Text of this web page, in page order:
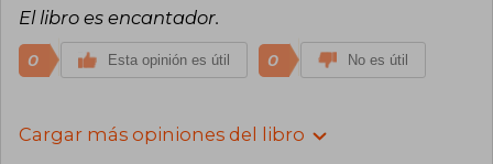
El libro es encantador.
0 Esta opinión es útil 0 No es útil
Cargar más opiniones del libro